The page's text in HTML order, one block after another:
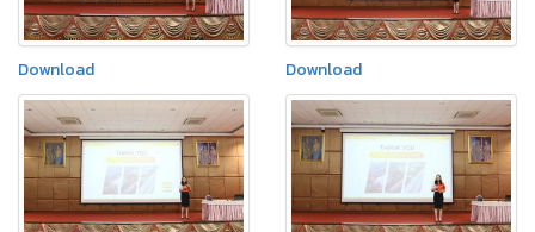
Download Download